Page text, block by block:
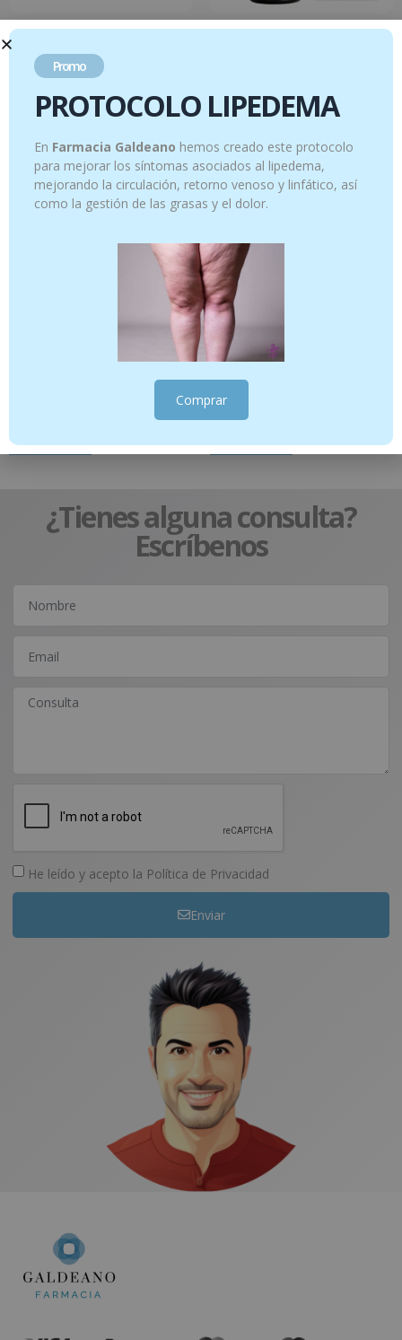
Aromaforce – Caramelos emolientes –
Miel limón – 45 g
Añadir al carrito Añadir al carrito
Pranarôm Maternite Crema de
Añadir al carrito
Hidrolato Lavanda – 150 ml
12.95
Añadir al carrito
¿Tienes alguna consulta?
Escríbenos
He leído y acepto la Política de Privacidad
Enviar
Promo
PROTOCOLO LIPEDEMA
En Farmacia Galdeano hemos creado este protocolo
para mejorar los síntomas asociados al lipedema,
mejorando la circulación, retorno venoso y linfático, así
como la gestión de las grasas y el dolor.
Comprar